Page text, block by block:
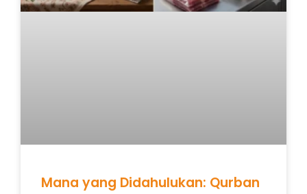
Mana yang Didahulukan: Qurban